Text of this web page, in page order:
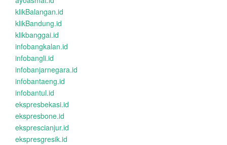
klikBalangan.id
klikBandung.id
klikbanggai.id
infobangkalan.id
infobangli.id
infobanjarnegara.id
infobantaeng.id
infobantul.id
ekspresbekasi.id
ekspresbone.id
eksprescianjur.id
ekspresgresik.id